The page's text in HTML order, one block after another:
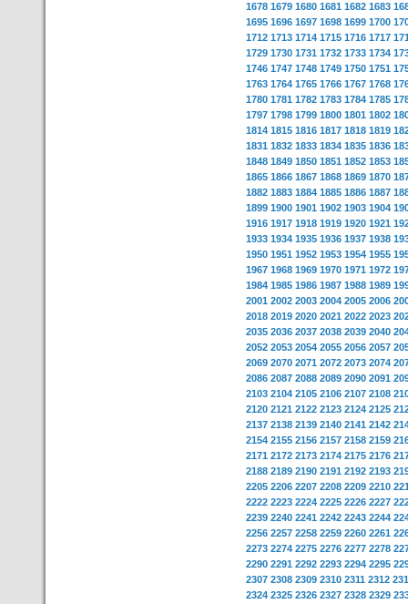
1678 1679 1680 1681 1682 1683
1695 1696 1697 1698 1699 1700
1712 1713 1714 1715 1716 1717
1729 1730 1731 1732 1733 1734
1746 1747 1748 1749 1750 1751
1763 1764 1765 1766 1767 1768
1780 1781 1782 1783 1784 1785
1797 1798 1799 1800 1801 1802
1814 1815 1816 1817 1818 1819
1831 1832 1833 1834 1835 1836
1848 1849 1850 1851 1852 1853
1865 1866 1867 1868 1869 1870
1882 1883 1884 1885 1886 1887
1899 1900 1901 1902 1903 1904
1916 1917 1918 1919 1920 1921
1933 1934 1935 1936 1937 1938
1950 1951 1952 1953 1954 1955
1967 1968 1969 1970 1971 1972
1984 1985 1986 1987 1988 1989
2001 2002 2003 2004 2005 2006
2018 2019 2020 2021 2022 2023
2035 2036 2037 2038 2039 2040
2052 2053 2054 2055 2056 2057
2069 2070 2071 2072 2073 2074
2086 2087 2088 2089 2090 2091
2103 2104 2105 2106 2107 2108
2120 2121 2122 2123 2124 2125
2137 2138 2139 2140 2141 2142
2154 2155 2156 2157 2158 2159
2171 2172 2173 2174 2175 2176
2188 2189 2190 2191 2192 2193
2205 2206 2207 2208 2209 2210
2222 2223 2224 2225 2226 2227
2239 2240 2241 2242 2243 2244
2256 2257 2258 2259 2260 2261
2273 2274 2275 2276 2277 2278
2290 2291 2292 2293 2294 2295
2307 2308 2309 2310 2311 2312
2324 2325 2326 2327 2328 2329